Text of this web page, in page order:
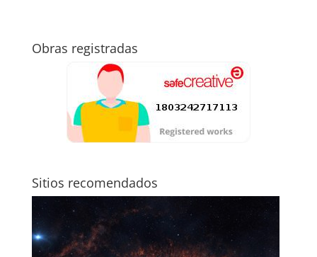
Obras registradas
Sitios recomendados